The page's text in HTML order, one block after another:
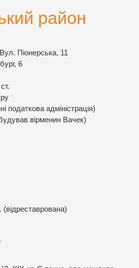
район
Піонерська, 11
6
податкова адміністрація)
вірменин Вачек)
(відреставрована)